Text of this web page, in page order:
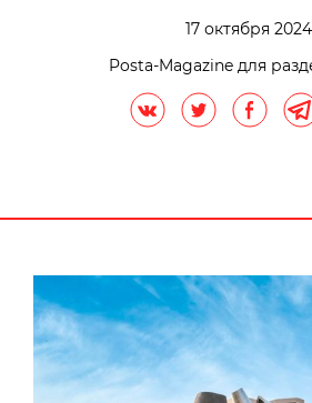
17 октября 2024
Posta-Magazine для